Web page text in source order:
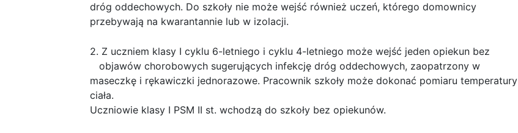
dróg oddechowych. Do szkoły nie może wejść również uczeń, którego domownicy
przebywają na kwarantannie lub w izolacji.
2. Z uczniem klasy I cyklu 6-letniego i cyklu 4-letniego może wejść jeden opiekun bez
objawów chorobowych sugerujących infekcję dróg oddechowych, zaopatrzony w
maseczkę i rękawiczki jednorazowe. Pracownik szkoły może dokonać pomiaru temperatury
ciała.
Uczniowie klasy I PSM II st. wchodzą do szkoły bez opiekunów.